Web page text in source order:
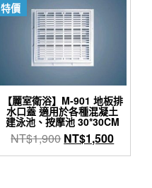
特價
【麗室衛浴】M-901 地板排
水口蓋 適用於各種混凝土
建泳池、按摩池 30*30CM
NT$1,900 原
始
NT$1,500目
前